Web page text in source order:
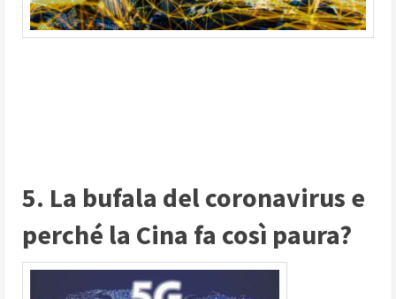
5. La bufala del coronavirus e
perché la Cina fa così paura?